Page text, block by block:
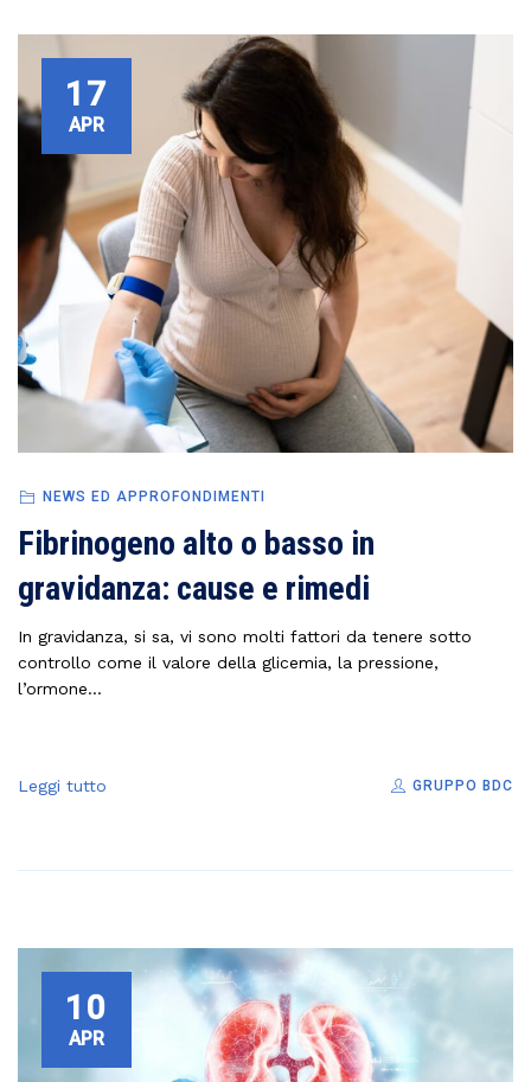
17
APR
NEWS ED APPROFONDIMENTI
Fibrinogeno alto o basso in
gravidanza: cause e rimedi
In gravidanza, si sa, vi sono molti fattori da tenere sotto
controllo come il valore della glicemia, la pressione,
l’ormone...
Leggi tutto GRUPPO BDC
10
APR